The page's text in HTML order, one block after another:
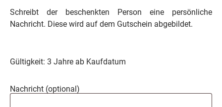
Schreibt der beschenkten Person eine persönliche
Nachricht. Diese wird auf dem Gutschein abgebildet.
Gültigkeit: 3 Jahre ab Kaufdatum
Nachricht (optional)